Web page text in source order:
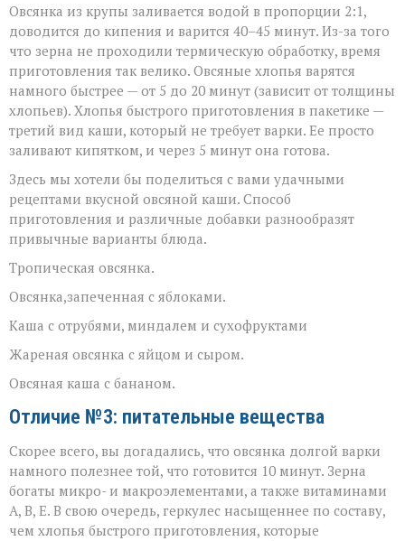
Овсянка из крупы заливается водой в пропорции 2:1,
доводится до кипения и варится 40–45 минут. Из-за того
что зерна не проходили термическую обработку, время
приготовления так велико. Овсяные хлопья варятся
намного быстрее — от 5 до 20 минут (зависит от толщины
хлопьев). Хлопья быстрого приготовления в пакетике —
третий вид каши, который не требует варки. Ее просто
заливают кипятком, и через 5 минут она готова.
Здесь мы хотели бы поделиться с вами удачными
рецептами вкусной овсяной каши. Способ
приготовления и различные добавки разнообразят
привычные варианты блюда.
Тропическая овсянка.
Овсянка,запеченная с яблоками.
Каша с отрубями, миндалем и сухофруктами
Жареная овсянка с яйцом и сыром.
Овсяная каша с бананом.
Отличие №3: питательные вещества
Скорее всего, вы догадались, что овсянка долгой варки
намного полезнее той, что готовится 10 минут. Зерна
богаты микро- и макроэлементами, а также витаминами
А, В, Е. В свою очередь, геркулес насыщеннее по составу,
чем хлопья быстрого приготовления, которые